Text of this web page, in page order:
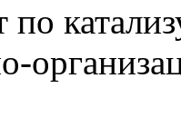
по